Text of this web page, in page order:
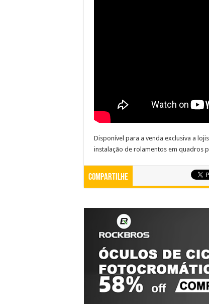
Disponível para a venda exclusiva a
instalação de rolamentos em quadros
Compartilhe